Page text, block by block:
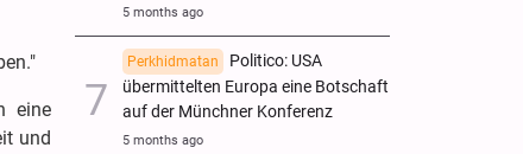
eine
und
5 months ago
Perkhidmatan
Politico: USA
übermittelten Europa eine Botschaft
auf der Münchner Konferenz
5 months ago